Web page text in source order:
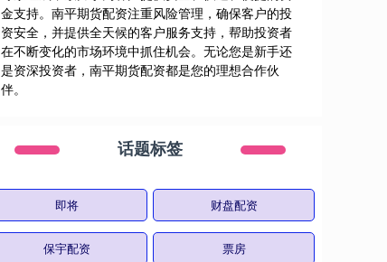
金支持。南平期货配资注重风险管理，确保客户的投
资安全，并提供全天候的客户服务支持，帮助投资者
在不断变化的市场环境中抓住机会。无论您是新手还
是资深投资者，南平期货配资都是您的理想合作伙
伴。
话题标签
即将 财盘配资
保宇配资 票房